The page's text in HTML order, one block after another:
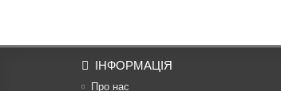
ІНФОРМАЦІЯ
Про нас